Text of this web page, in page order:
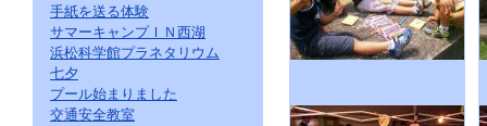
手紙を送る体験
サマーキャンプＩＮ西湖
浜松科学館プラネタリウム
七夕
プール始まりました
交通安全教室